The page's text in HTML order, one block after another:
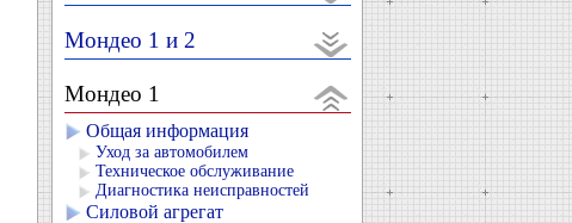
Мондео 1 и 2
Мондео 1
Общая информация
Уход за автомобилем
Техническое обслуживание
Диагностика неисправностей
Силовой агрегат